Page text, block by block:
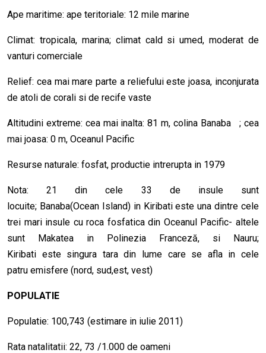
Ape maritime: ape teritoriale: 12 mile marine
Climat: tropicala, marina; climat cald si umed, moderat de
vanturi comerciale
Relief: cea mai mare parte a reliefului este joasa, inconjurata
de atoli de corali si de recife vaste
Altitudini extreme: cea mai inalta: 81 m, colina Banaba ; cea
mai joasa: 0 m, Oceanul Pacific
Resurse naturale: fosfat, productie intrerupta in 1979
Nota: 21 din cele 33 de insule sunt
locuite; Banaba(Ocean Island) in Kiribati este una dintre cele
trei mari insule cu roca fosfatica din Oceanul Pacific- altele
sunt Makatea in Polinezia Franceză, si Nauru;
Kiribati este singura tara din lume care se afla in cele
patru emisfere (nord, sud,est, vest)
POPULATIE
Populatie: 100,743 (estimare in iulie 2011)
Rata natalitatii: 22, 73 /1.000 de oameni